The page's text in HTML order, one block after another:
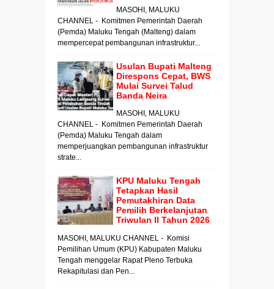
MASOHI, MALUKU
CHANNEL - Komitmen Pemerintah Daerah
(Pemda) Maluku Tengah (Malteng) dalam
mempercepat pembangunan infrastruktur...
Usulan Bupati Malteng
Direspons Cepat, BWS
Mulai Survei Talud
Banda Neira
MASOHI, MALUKU
CHANNEL - Komitmen Pemerintah Daerah
(Pemda) Maluku Tengah dalam
memperjuangkan pembangunan infrastruktur
strate...
KPU Maluku Tengah
Tetapkan Hasil
Pemutakhiran Data
Pemilih Berkelanjutan
Triwulan II Tahun 2026
MASOHI, MALUKU CHANNEL - Komisi
Pemilihan Umum (KPU) Kabupaten Maluku
Tengah menggelar Rapat Pleno Terbuka
Rekapitulasi dan Pen...